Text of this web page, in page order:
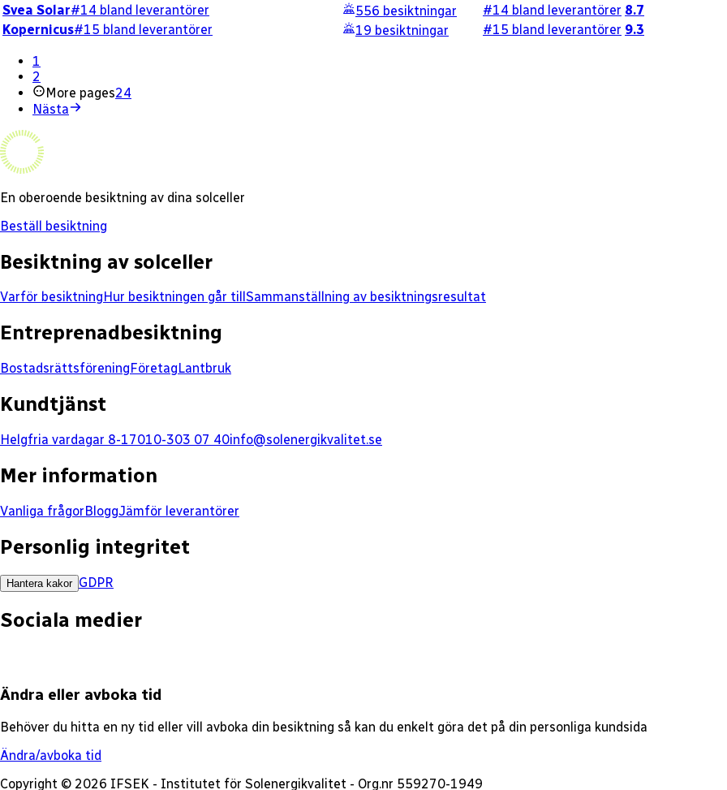
Svea Solar#14 bland leverantörer 556 besiktningar #14 bland leverantörer 8.7
Kopernicus#15 bland leverantörer 19 besiktningar #15 bland leverantörer 9.3
1
2
More pages24
Nästa
En oberoende besiktning av dina solceller
Beställ besiktning
Besiktning av solceller
Varför besiktningHur besiktningen går till Sammanställning av besiktningsresultat
Entreprenadbesiktning
BostadsrättsföreningFöretagLantbruk
Kundtjänst
Helgfria vardagar 8-17010-303 07 40info@solenergikvalitet.se
Mer information
Vanliga frågorBloggJämför leverantörer
Personlig integritet
Hantera kakor GDPR
Sociala medier
Ändra eller avboka tid
Behöver du hitta en ny tid eller vill avboka din besiktning så kan du enkelt göra det på din personliga kundsida
Ändra/avboka tid
Copyright © 2026 IFSEK - Institutet för Solenergikvalitet - Org.nr 559270-1949